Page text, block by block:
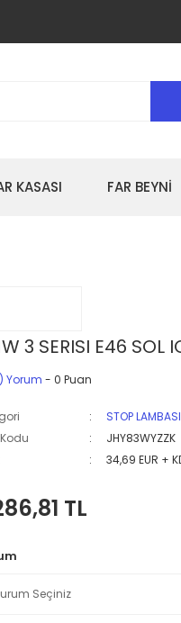
KASASI FAR BEYNİ
3 SERISI E46 SOL
Yorum - 0 Puan
STOP LAMBASI
JHY83WYZZK
34,69 EUR +
TL